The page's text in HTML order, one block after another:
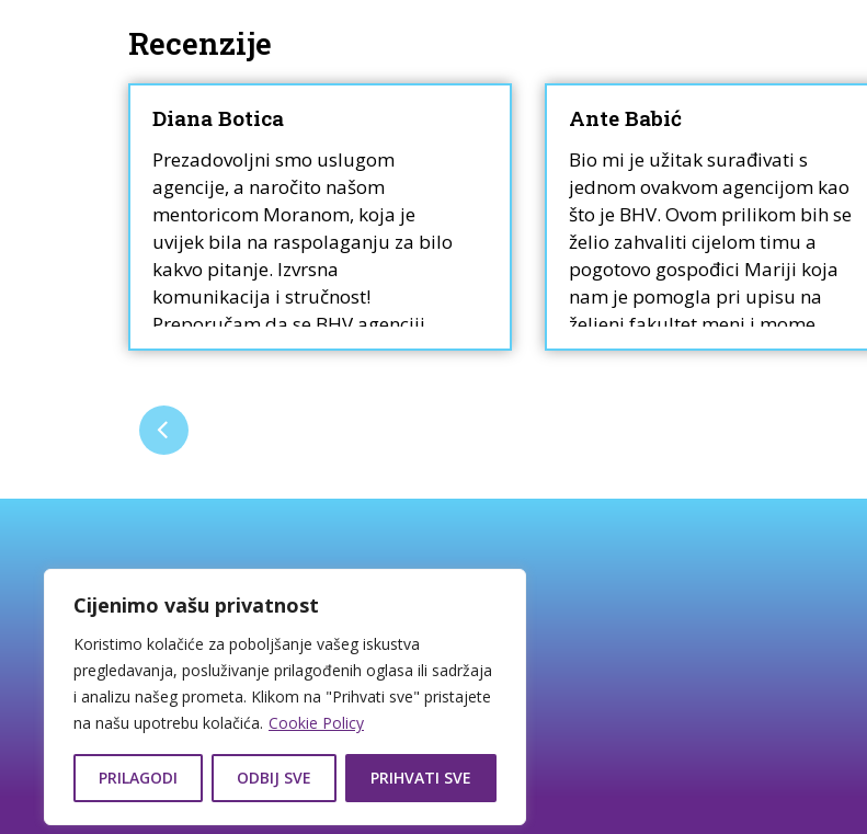
Cijenimo vašu privatnost
Koristimo kolačiće za poboljšanje vašeg iskustva
pregledavanja, posluživanje prilagođenih oglasa ili sadržaja
i analizu našeg prometa. Klikom na "Prihvati sve" pristajete
na našu upotrebu kolačića. Cookie Policy
PRILAGODI ODBIJ SVE PRIHVATI SVE
Recenzije
Diana Botica
Prezadovoljni smo uslugom
agencije, a naročito našom
mentoricom Moranom, koja je
uvijek bila na raspolaganju za bilo
kakvo pitanje. Izvrsna
komunikacija i stručnost!
Preporučam da se BHV agenciji
obratite s povjerenjem.
Ante Babić
Bio mi je užitak surađivati s
jednom ovakvom agencijom kao
što je BHV. Ovom prilikom bih se
želio zahvaliti cijelom timu a
pogotovo gospođici Mariji koja
nam je pomogla pri upisu na
željeni fakultet meni i mome
bratu.
Tel: +385 1 4812 200
WhatsApp:+385 91 4812 200
E-mail: education@bhvedu.com
OIB: 59282437477